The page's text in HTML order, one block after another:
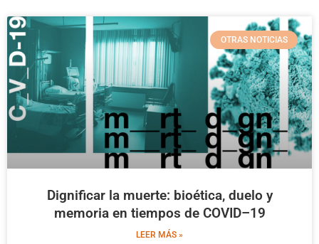
OTRAS NOTICIAS
Dignificar la muerte: bioética, duelo y
memoria en tiempos de COVID–19
LEER MÁS »